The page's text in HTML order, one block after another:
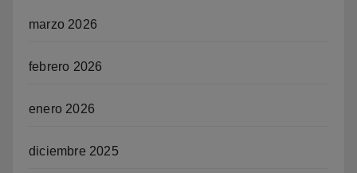
marzo 2026
febrero 2026
enero 2026
diciembre 2025